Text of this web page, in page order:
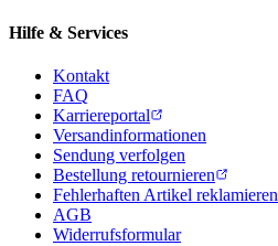
Hilfe & Services
Kontakt
FAQ
Karriereportal
Versandinformationen
Sendung verfolgen
Bestellung retournieren
Fehlerhaften Artikel reklamieren
AGB
Widerrufsformular